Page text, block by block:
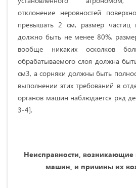
отклонение неровностей
превышать 2 см, размер
должно быть не менее 80%,
вообще никаких осколков
обрабатываемого слоя должна
см3, а сорняки должны быть
выполнении этих требований в
органов машин наблюдается ряд
3-4].
Неисправности, возникающие
машин, и причины их